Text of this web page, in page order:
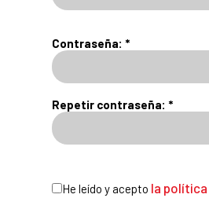
Contraseña: *
Repetir contraseña: *
He leído y acepto la política